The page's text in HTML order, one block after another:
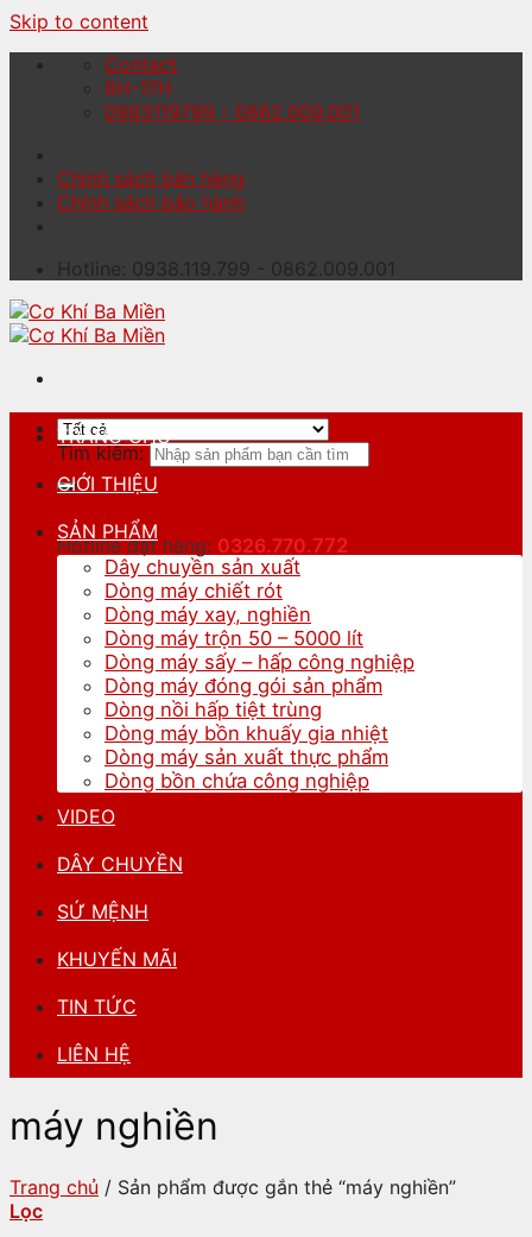
Skip to content
Contact
8H-17H
0983119799 - 0862.009.001
Chính sách bán hàng
Chính sách bảo hành
Hotline: 0938.119.799 - 0862.009.001
Tìm kiếm:
Hotline đặt hàng: 0326.770.772
TRANG CHỦ
GIỚI THIỆU
SẢN PHẨM
Dây chuyền sản xuất
Dòng máy chiết rót
Dòng máy xay, nghiền
Dòng máy trộn 50 – 5000 lít
Dòng máy sấy – hấp công nghiệp
Dòng máy đóng gói sản phẩm
Dòng nồi hấp tiệt trùng
Dòng máy bồn khuấy gia nhiệt
Dòng máy sản xuất thực phẩm
Dòng bồn chứa công nghiệp
VIDEO
DÂY CHUYỀN
SỨ MỆNH
KHUYẾN MÃI
TIN TỨC
LIÊN HỆ
máy nghiền
Trang chủ / Sản phẩm được gắn thẻ “máy nghiền”
Lọc